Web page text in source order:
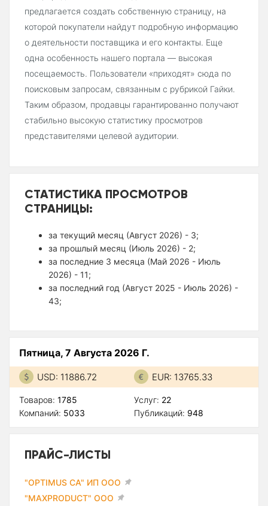
предлагается создать собственную страницу, на
которой покупатели найдут подробную информацию
о деятельности поставщика и его контакты. Еще
одна особенность нашего портала — высокая
посещаемость. Пользователи «приходят» сюда по
поисковым запросам, связанным с рубрикой Гайки.
Таким образом, продавцы гарантированно получают
стабильно высокую статистику просмотров
представителями целевой аудитории.
СТАТИСТИКА ПРОСМОТРОВ
СТРАНИЦЫ:
за текущий месяц (Август 2026) - 3;
за прошлый месяц (Июль 2026) - 2;
за последние 3 месяца (Май 2026 - Июль
2026) - 11;
за последний год (Август 2025 - Июль 2026) -
43;
Пятница, 7 Августа 2026 Г.
USD: 11886.72 EUR: 13765.33
Товаров: 1785
Компаний: 5033
Услуг: 22
Публикаций: 948
ПРАЙС-ЛИСТЫ
"OPTIMUS CA" ИП ООО
"MAXPRODUCT" ООО